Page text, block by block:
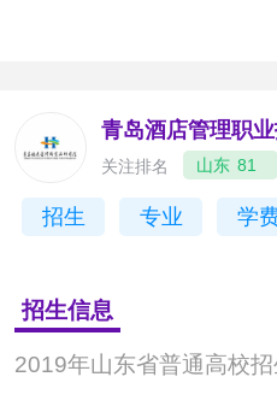
形成了特色鲜明的校园文
业领先、就业导向、产教
针，以国际化的教育和服
业技术学院。
青岛酒店管理职
关注排名 山东 81
招生 专业 学
招生信息